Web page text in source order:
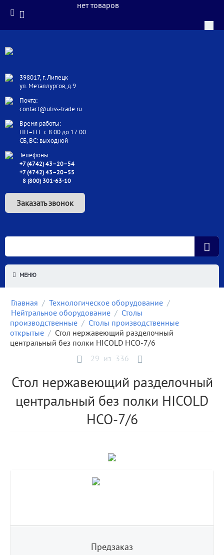
398017, г. Липецк
ул. Металлургов, д.9
Почта:
contact@uliss-trade.ru
Время работы:
ПН–ПТ: с 8:00 до 17:00
СБ, ВС: выходной
Телефоны:
+7 (4742) 43–20–54
+7 (4742) 43–20–55
8 (800) 301-63-10
Заказать звонок
нет товаров
МЕНЮ
Главная / Технологическое оборудование /
Нейтральное оборудование / Столы
производственные / Столы производственные
открытые / Стол нержавеющий разделочный
центральный без полки HICOLD НСО-7/6
29 из 336
Стол нержавеющий разделочный
центральный без полки HICOLD
НСО-7/6
Предзаказ